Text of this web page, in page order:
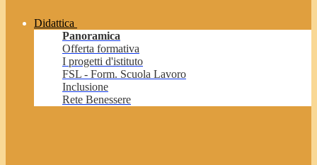
Didattica
Panoramica
Offerta formativa
I progetti d'istituto
FSL - Form. Scuola Lavoro
Inclusione
Rete Benessere